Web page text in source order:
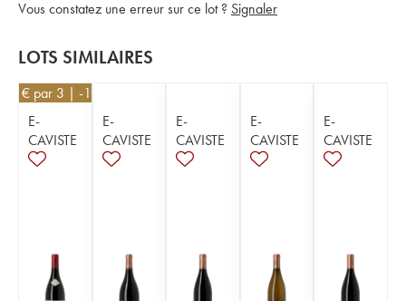
Vous constatez une erreur sur ce lot ? Signaler
LOTS SIMILAIRES
171€ par 3 | -10%
E-
CAVISTE
E-
CAVISTE
E-
CAVISTE
E-
CAVISTE
E-
CAVISTE